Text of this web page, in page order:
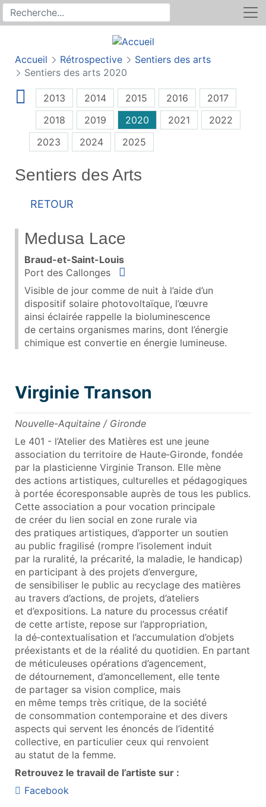
Recherche sur le site
Rechercher
Accueil Rétrospective
Sentiers des arts
Sentiers des arts 2020
2013 2014 2015 2016
2017
2018
2019 2020 2021
2022
2023
2024 2025
Sentiers des Arts
Retour
Medusa Lace
Braud-et-Saint-Louis
Port des Callonges
Situer
Visible de jour comme de nuit à l’aide d’un
dispositif solaire photovoltaïque, l’œuvre
ainsi éclairée rappelle la bioluminescence
de certains organismes marins, dont l’énergie
chimique est convertie en énergie lumineuse.
Virginie Transon
Nouvelle-Aquitaine / Gironde
Le 401 - l’Atelier des Matières est une jeune
association du territoire de Haute‑Gironde, fondée
par la plasticienne Virginie Transon. Elle mène
des actions artistiques, culturelles et pédagogiques
à portée écoresponsable auprès de tous les publics.
Cette association a pour vocation principale
de créer du lien social en zone rurale via
des pratiques artistiques, d’apporter un soutien
au public fragilisé (rompre l’isolement induit
par la ruralité, la précarité, la maladie, le handicap)
en participant à des projets d’envergure,
de sensibiliser le public au recyclage des matières
au travers d’actions, de projets, d’ateliers
et d’expositions. La nature du processus créatif
de cette artiste, repose sur l’appropriation,
la dé‑contextualisation et l’accumulation d’objets
préexistants et de la réalité du quotidien. En partant
de méticuleuses opérations d’agencement,
de détournement, d’amoncellement, elle tente
de partager sa vision complice, mais
en même temps très critique, de la société
de consommation contemporaine et des divers
aspects qui servent les énoncés de l’identité
collective, en particulier ceux qui renvoient
au statut de la femme.
Retrouvez le travail de l’artiste sur :
Facebook